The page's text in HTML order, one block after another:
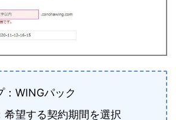
：WINGパック
希望する契約期間を選択